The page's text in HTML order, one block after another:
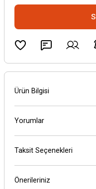
Ürün Bilgisi
Yorumlar
Taksit Seçenekleri
Önerileriniz